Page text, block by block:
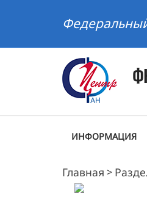
ИНФОРМАЦИЯ
Главная >